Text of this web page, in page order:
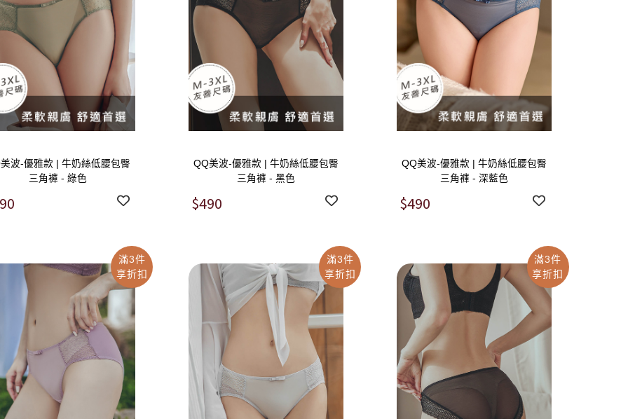
波-優雅款 | 牛奶絲低腰包臀
三角褲 - 綠色
QQ美波-優雅款 | 牛奶絲低腰包臀
三角褲 - 黑色
$490
QQ美波-優雅款 | 牛奶絲低腰包臀
三角褲 - 深藍色
$490
滿3件
享折扣
滿3件
享折扣
滿3件
享折扣